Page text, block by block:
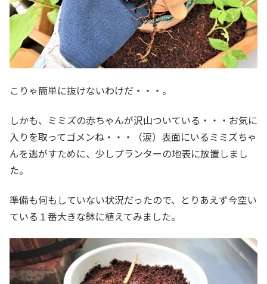
こりゃ簡単に抜けないわけだ・・・。
しかも、ミミズの赤ちゃんが沢山ついている・・・お気に
入りを取ってゴメンね・・・（涙）表面にいるミミズちゃ
んを逃がすために、少しプランターの地表に放置しまし
た。
準備も何もしていない状況だったので、とりあえず今空い
ている１番大きな鉢に植えてみました。